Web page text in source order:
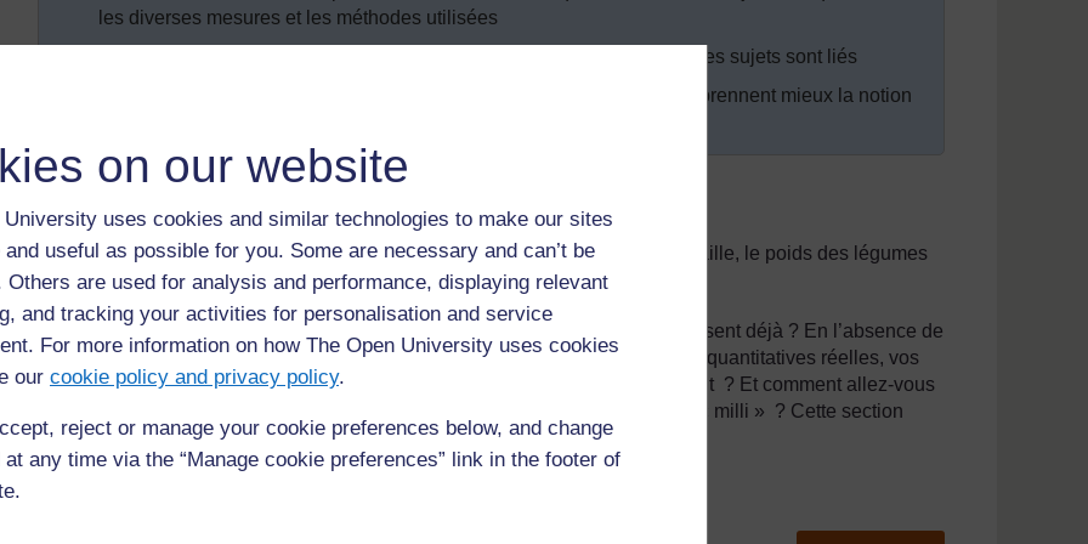
on our website
University uses cookies and similar technologies to make our sites
useful as possible for you. Some are necessary and can’t be
Others are used for analysis and performance, displaying relevant
and tracking your activities for personalisation and service
For more information on how The Open University uses cookies
our cookie policy and privacy policy.
reject or manage your cookie preferences below, and change
any time via the “Manage cookie preferences” link in the footer of
les diverses mesures et les méthodes utilisées
utilisé un enseignement multidisciplinaire pour voir de quelle manière les sujets sont liés
préparé vos cours pour répondre aux besoins des élèves et qu’ils comprennent mieux la notion
Introduction
Dans la vie de tous les jours, nous mesurons toutes sortes de choses : notre taille, le poids des légumes
au marché, la distance que nous avons parcourue à pied.
Quels exemples de mesures vous attendez-vous à ce que vos élèves connaissent déjà ? En l’absence de
matériel ou d’instruments de mesure en classe, comment, à partir de données quantitatives réelles, vos
élèves peuvent-ils comprendre d’où viennent les nombres et ce qu’ils signifient ? Et comment allez-vous
les aider à comprendre ce que veulent dire des préfixes comme « méga » ou « milli » ? Cette section
vous aidera à explorer toutes ces questions.